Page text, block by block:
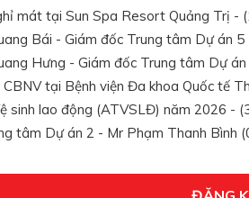
mát tại Sun Spa Resort Quảng Trị -
Bái - Giám đốc Trung tâm Dự án
Hưng - Giám đốc Trung tâm Dự
tại Bệnh viện Đa khoa Quốc tế
sinh lao động (ATVSLĐ) năm 2026 -
tâm Dự án 2 - Mr Phạm Thanh Bình